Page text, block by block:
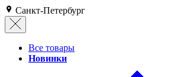
Санкт-Петербург
Все товары
Новинки